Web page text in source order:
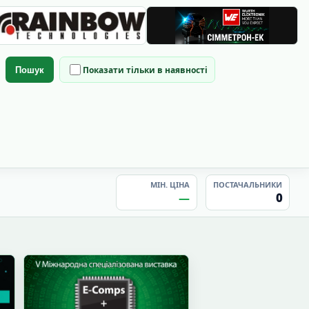
Пошук Показати тільки в наявності
МІН. ЦІНА
—
ПОСТАЧАЛЬНИКИ
0